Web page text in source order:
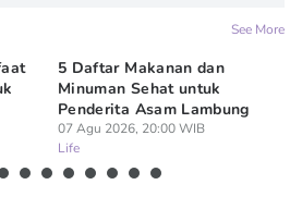
See More
5 Daftar Makanan dan
Minuman Sehat untuk
Penderita Asam Lambung
07 Agu 2026, 20:00 WIB
Life